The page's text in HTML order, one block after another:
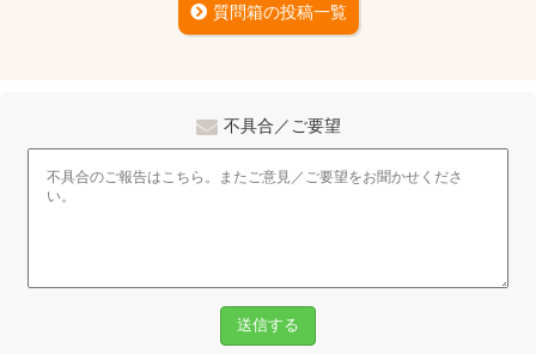
質問箱の投稿一覧
不具合／ご要望
送信する